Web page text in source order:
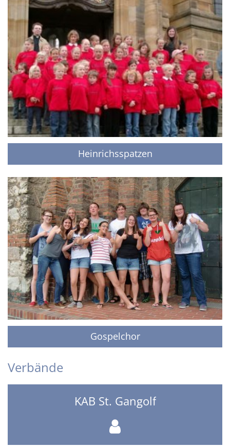
Heinrichsspatzen
Gospelchor
Verbände
KAB St. Gangolf